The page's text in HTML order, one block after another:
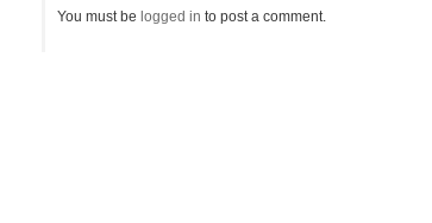
You must be logged in to post a comment.